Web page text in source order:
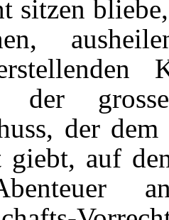
sitzen
der
der
giebt, auf